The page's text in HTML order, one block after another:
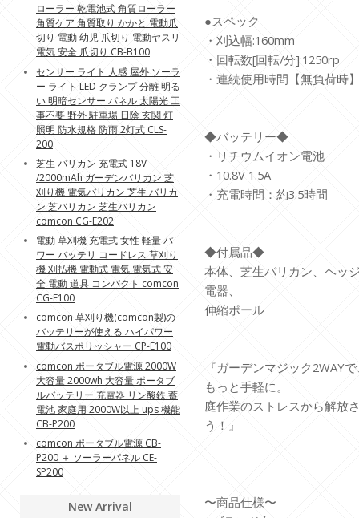
●スペック
・刈込幅:160mm
・回転数[回転/分]:1250rp
・連続使用時間【無負荷時
◆バッテリー◆
・リチウムイオン電池
・10.8V 1.5A
・充電時間：約3.5時間
◆付属品◆
本体、芝生バリカン、ヘッ
電器、
伸縮ポール
『ガーデンマジック2WAY
もっと手軽に。
庭作業のストレスから解放
う！』
〜商品仕様〜
ローラー 乾電池式 角質ローラー
角質ケア 角質取り かかと 電動爪
切り 電動 幼児 爪切り 電動ヤスリ
電気 安全 爪切り CB-B100
センサー ライト 人感 屋外 ソーラ
ー ライト LED クランプ 分離 明る
い 明暗センサー パネル 太陽光 工
事不要 野外 駐車場 日陰 玄関 灯
照明 防水規格 防雨 2灯式 CLS-
200
芝生 バリカン 充電式 18V
/2000mAh ガーデンバリカン 芝
刈り機 電気バリカン 芝生 バリカ
ン 芝バリカン 芝生バリカン
comcon CG-E202
電動 草刈機 充電式 女性 軽量 パ
ワー バッテリ コードレス 草刈り
機 刈払機 電動式 電気 電気式 安
全 電動 道具 コンパクト comcon
CG-E100
comcon 草刈り機(comcon製)の
バッテリーが使える ハイパワー
電動バスポリッシャー CP-E100
comcon ポータブル電源 2000W
大容量 2000wh 大容量 ポータブ
ルバッテリー 充電器 リン酸鉄 蓄
電池 家庭用 2000W以上 ups 機能
CB-P200
comcon ポータブル電源 CB-
P200 ＋ ソーラーパネル CE-
SP200
New Arrival